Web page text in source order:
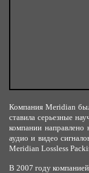
Компания Meridian
ставила серьезные
компании направлено
аудио и видео
Meridian Lossless
В 2007 году